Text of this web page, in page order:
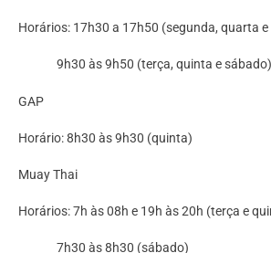
Horários: 17h30 a 17h50 (segunda, quarta e
9h30 às 9h50 (terça, quinta e sábado)
GAP
Horário: 8h30 às 9h30 (quinta)
Muay Thai
Horários: 7h às 08h e 19h às 20h (terça e
7h30 às 8h30 (sábado)